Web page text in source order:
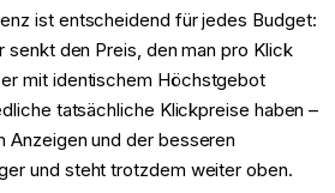
ist entscheidend für jedes Budget:
senkt den Preis, den man pro Klick
mit identischem Höchstgebot
tatsächliche Klickpreise haben –
Anzeigen und der besseren
und steht trotzdem weiter oben.